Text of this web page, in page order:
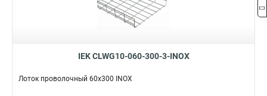
IEK CLWG10-060-300-3-INOX
Лоток проволочный 60х300 INOX